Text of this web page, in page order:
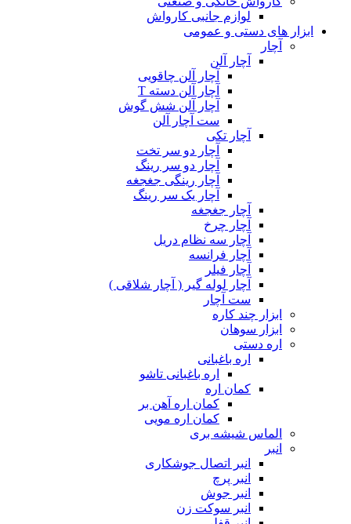
لوازم جانبی کارواش
ابزار های دستی و عمومی
آچار
آچار آلن
آچار آلن چاقویی
آچار آلن دسته T
آچار آلن شش گوش
ست آچار آلن
آچار تکی
آچار دو سر تخت
آچار دو سر رینگ
آچار رینگی جغجغه
آچار یک سر رینگ
آچار جغجغه
آچار چرخ
آچار سه نظام دریل
آچار فرانسه
آچار فیلر
آچار لوله گیر ( آچار شلاقی )
ست آچار
ابزار چند کاره
ابزار سوهان
اره دستی
اره باغبانی
اره باغبانی تاشو
کمان اره
کمان اره آهن بر
کمان اره مویی
الماس شیشه بری
انبر
انبر اتصال جوشکاری
انبر پرچ
انبر جوش
انبر سوکت زن